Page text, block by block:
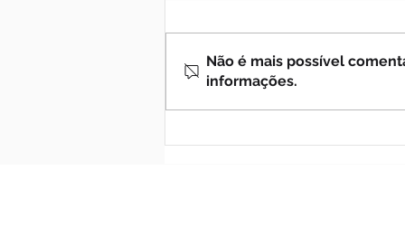
ONDE QUER QUE OS
TRINDADE VIVAM E OREM
Não é mais possível
informações.